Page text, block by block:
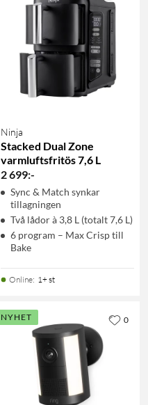
Ninja
Stacked Dual Zone
varmluftsfritös 7,6 L
2 699:-
Sync & Match synkar
tillagningen
Två lådor à 3,8 L (totalt 7,6 L)
6 program – Max Crisp till
Bake
Online: 1+ st
NYHET 0